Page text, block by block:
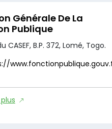
Générale De La
Publique
CASEF, B.P. 372, Lomé, Togo.